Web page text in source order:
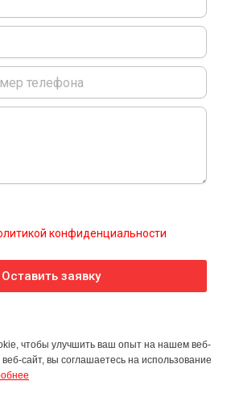
конфиденциальности
Оставить заявку
чтобы улучшить ваш опыт на нашем веб-
сайт, вы соглашаетесь на использование